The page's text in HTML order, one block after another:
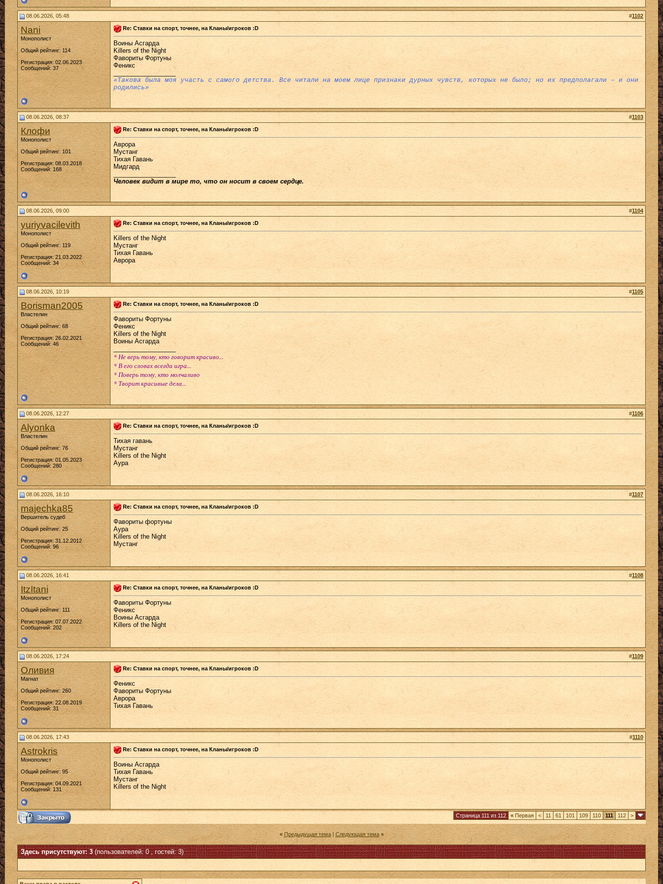
08.06.2026, 05:48 #1102
Nani
Монополист
Общий рейтинг: 114
Регистрация: 02.06.2023
Сообщений: 37
Re: Ставки на спорт, точнее, на Кланы/игроков :D
Воины Асгарда
Killers of the Night
Фавориты Фортуны
Феникс
__________________
«Такова была моя участь с самого детства. Все читали на моем лице признаки дурных чувств, которых не было; но их предполагали – и они
родились»
08.06.2026, 08:37 #1103
Клофи
Монополист
Общий рейтинг: 101
Регистрация: 08.03.2018
Сообщений: 168
Re: Ставки на спорт, точнее, на Кланы/игроков :D
Аврора
Мустанг
Тихая Гавань
Мидгард
__________________
Человек видит в мире то, что он носит в своем сердце.
08.06.2026, 09:00 #1104
yuriyvacilevith
Монополист
Общий рейтинг: 119
Регистрация: 21.03.2022
Сообщений: 34
Re: Ставки на спорт, точнее, на Кланы/игроков :D
Killers of the Night
Мустанг
Тихая Гавань
Аврора
08.06.2026, 10:19 #1105
Borisman2005
Властелин
Общий рейтинг: 68
Регистрация: 26.02.2021
Сообщений: 46
Re: Ставки на спорт, точнее, на Кланы/игроков :D
Фавориты Фортуны
Феникс
Killers of the Night
Воины Асгарда
__________________
* Не верь тому, кто говорит красиво...
* В его словах всегда игра...
* Поверь тому, кто молчаливо
* Творит красивые дела...
08.06.2026, 12:27 #1106
Alyonka
Властелин
Общий рейтинг: 76
Регистрация: 01.05.2023
Сообщений: 280
Re: Ставки на спорт, точнее, на Кланы/игроков :D
Тихая гавань
Мустанг
Killers of the Night
Аура
08.06.2026, 16:10 #1107
majechka85
Вершитель судеб
Общий рейтинг: 25
Регистрация: 31.12.2012
Сообщений: 96
Re: Ставки на спорт, точнее, на Кланы/игроков :D
Фавориты фортуны
Аура
Killers of the Night
Мустанг
08.06.2026, 16:41 #1108
ItzItani
Монополист
Общий рейтинг: 111
Регистрация: 07.07.2022
Сообщений: 202
Re: Ставки на спорт, точнее, на Кланы/игроков :D
Фавориты Фортуны
Феникс
Воины Асгарда
Killers of the Night
08.06.2026, 17:24 #1109
Оливия
Магнат
Общий рейтинг: 260
Регистрация: 22.08.2019
Сообщений: 31
Re: Ставки на спорт, точнее, на Кланы/игроков :D
Феникс
Фавориты Фортуны
Аврора
Тихая Гавань
08.06.2026, 17:43 #1110
Astrokris
Монополист
Общий рейтинг: 95
Регистрация: 04.09.2021
Сообщений: 131
Re: Ставки на спорт, точнее, на Кланы/игроков :D
Воины Асгарда
Тихая Гавань
Мустанг
Killers of the Night
Страница 111 из 112 « Первая < 11 61 101 109 110 111 112 >
« Предыдущая тема|Следующая тема »
Здесь присутствуют: 3(пользователей: 0 , гостей: 3)